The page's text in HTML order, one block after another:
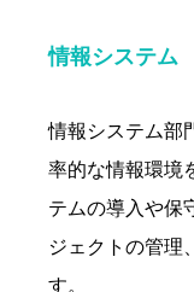
情報システム
情報システム部
率的な情報環境
テムの導入や保
ジェクトの管理
す。